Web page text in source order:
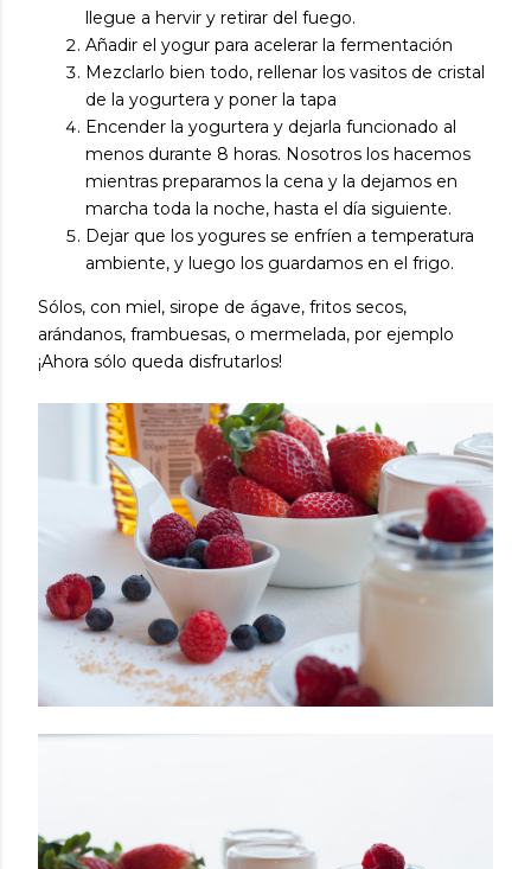
llegue a hervir y retirar del fuego.
Añadir el yogur para acelerar la fermentación
Mezclarlo bien todo, rellenar los vasitos de cristal
de la yogurtera y poner la tapa
Encender la yogurtera y dejarla funcionado al
menos durante 8 horas. Nosotros los hacemos
mientras preparamos la cena y la dejamos en
marcha toda la noche, hasta el día siguiente.
Dejar que los yogures se enfríen a temperatura
ambiente, y luego los guardamos en el frigo.
Sólos, con miel, sirope de ágave, fritos secos,
arándanos, frambuesas, o mermelada, por ejemplo
¡Ahora sólo queda disfrutarlos!